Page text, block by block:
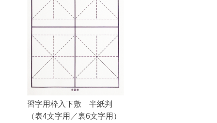
習字用枠入下敷 半紙判
（表4文字用／裏6文字用）